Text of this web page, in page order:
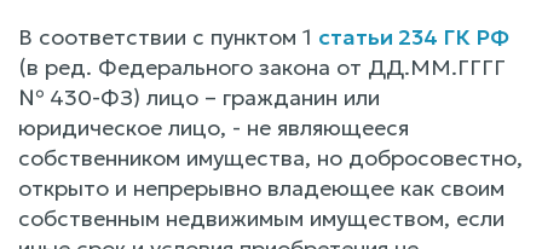
В соответствии с пунктом 1 статьи 234 ГК РФ
(в ред. Федерального закона от ДД.ММ.ГГГГ
№ 430-ФЗ) лицо – гражданин или
юридическое лицо, - не являющееся
собственником имущества, но добросовестно,
открыто и непрерывно владеющее как своим
собственным недвижимым имуществом, если